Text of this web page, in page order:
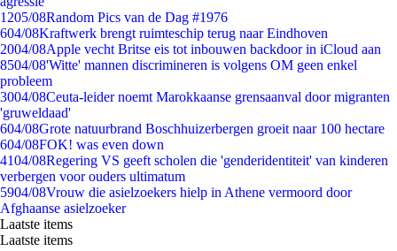
1205/08Random Pics van de Dag #1976
604/08Kraftwerk brengt ruimteschip terug naar Eindhoven
2004/08Apple vecht Britse eis tot inbouwen backdoor in iCloud aan
8504/08'Witte' mannen discrimineren is volgens OM geen enkel
probleem
3004/08Ceuta-leider noemt Marokkaanse grensaanval door migranten
'gruweldaad'
604/08Grote natuurbrand Boschhuizerbergen groeit naar 100 hectare
604/08FOK! was even down
4104/08Regering VS geeft scholen die 'genderidentiteit' van kinderen
verbergen voor ouders ultimatum
5904/08Vrouw die asielzoekers hielp in Athene vermoord door
Afghaanse asielzoeker
Laatste items
Laatste items